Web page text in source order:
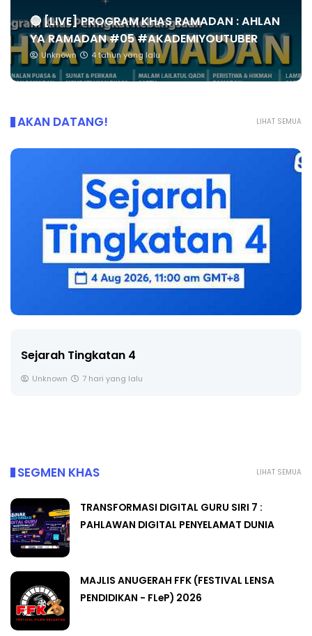
🔴 [LIVE] PROGRAM KHAS RAMADAN : AHLAN
YA RAMADAN #05 #AKADEMIYOUTUBER
Unknown 4 tahun yang lalu
LIHAT SEMUA
AKAN DATANG!
Sejarah Tingkatan 4
Unknown 7 hari yang lalu
LIHAT SEMUA
SEGMEN KHAS
TRANSFORMASI DIGITAL GURU SIRI 7 :
PAHLAWAN DIGITAL PENYELAMAT DUNIA
MAJLIS ANUGERAH FFK (FESTIVAL LENSA
PENDIDIKAN - FLeP) 2026